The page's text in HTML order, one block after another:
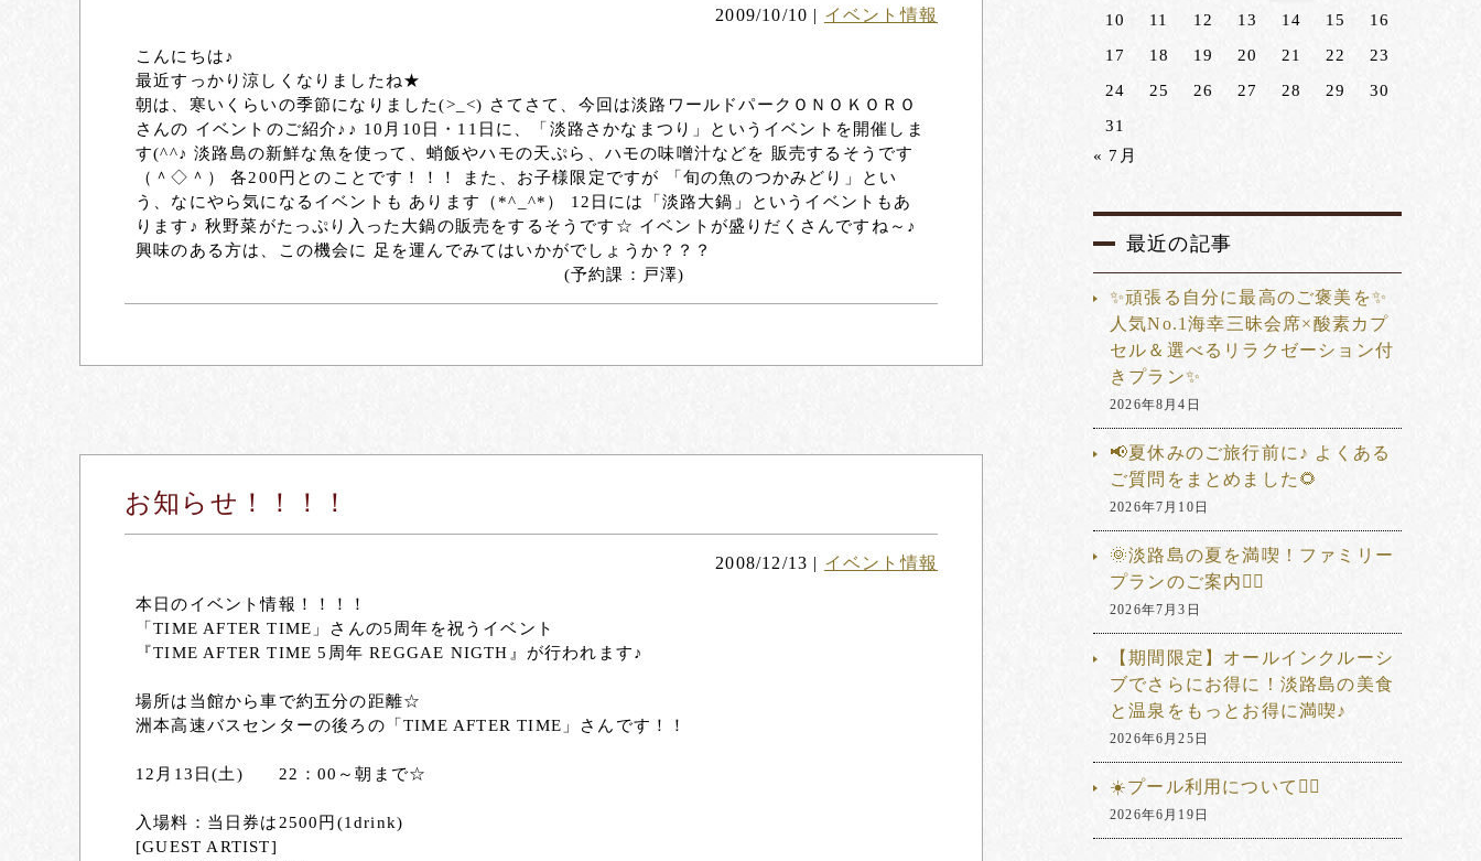
2009/10/10 | イベント情報
こんにちは♪
最近すっかり涼しくなりましたね★
朝は、寒いくらいの季節になりました(>_<) さてさて、今回は淡路ワールドパークＯＮＯＫＯＲＯ
さんの イベントのご紹介♪♪ 10月10日・11日に、「淡路さかなまつり」というイベントを開催しま
す(^^♪ 淡路島の新鮮な魚を使って、蛸飯やハモの天ぷら、ハモの味噌汁などを 販売するそうです
（＾◇＾） 各200円とのことです！！！ また、お子様限定ですが 「旬の魚のつかみどり」とい
う、なにやら気になるイベントも あります（*^_^*） 12日には「淡路大鍋」というイベントもあ
ります♪ 秋野菜がたっぷり入った大鍋の販売をするそうです☆ イベントが盛りだくさんですね～♪
興味のある方は、この機会に 足を運んでみてはいかがでしょうか？？？
(予約課：戸澤)
お知らせ！！！！
2008/12/13 | イベント情報
本日のイベント情報！！！！
「TIME AFTER TIME」さんの5周年を祝うイベント
『TIME AFTER TIME 5周年 REGGAE NIGTH』が行われます♪
場所は当館から車で約五分の距離☆
洲本高速バスセンターの後ろの「TIME AFTER TIME」さんです！！
12月13日(土) 22：00～朝まで☆
入場料：当日券は2500円(1drink)
[GUEST ARTIST]
10
11 12 13 14 15
16
17
18 19 20 21 22
23
24
25 26 27 28 29
30
31
« 7月
最近の記事
✨頑張る自分に最高のご褒美を✨
人気No.1海幸三昧会席×酸素カプ
セル＆選べるリラクゼーション付
きプラン✨
2026年8月4日
📢夏休みのご旅行前に♪ よくある
ご質問をまとめました🌻
2026年7月10日
🌞淡路島の夏を満喫！ファミリー
プランのご案内🏊‍♂️
2026年7月3日
【期間限定】オールインクルーシ
ブでさらにお得に！淡路島の美食
と温泉をもっとお得に満喫♪
2026年6月25日
☀️プール利用について🏊‍♂️
2026年6月19日